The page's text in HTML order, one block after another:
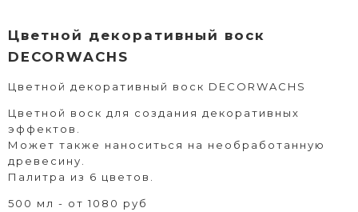
Цветной декоративный воск
DECORWACHS
Цветной декоративный воск DECORWACHS
Цветной воск для создания декоративных
эффектов.
Может также наноситься на необработанную
древесину.
Палитра из 6 цветов.
500 мл - от 1080 руб